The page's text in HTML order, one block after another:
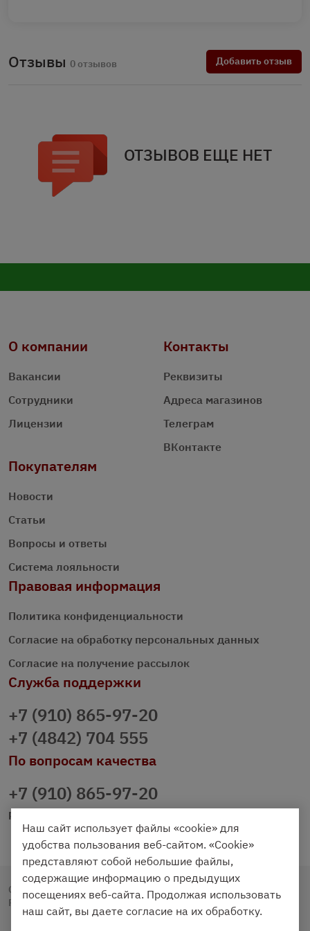
Отзывы 0 отзывов Добавить отзыв
ОТЗЫВОВ ЕЩЕ НЕТ
О компании
Вакансии
Сотрудники
Лицензии
Контакты
Реквизиты
Адреса магазинов
Телеграм
ВКонтакте
Покупателям
Новости
Статьи
Вопросы и ответы
Система лояльности
Правовая информация
Политика конфиденциальности
Согласие на обработку персональных данных
Согласие на получение рассылок
Служба поддержки
+7 (910) 865-97-20
+7 (4842) 704 555
По вопросам качества
+7 (910) 865-97-20
prazdnichniy40@palmi.ru
Copyright © 2020 - 2026. Праздничный Стол.
Разработка и продвижение - Vegas Studio
Наш сайт использует файлы «cookie» для
удобства пользования веб-сайтом. «Cookie»
представляют собой небольшие файлы,
содержащие информацию о предыдущих
посещениях веб-сайта. Продолжая использовать
наш сайт, вы даете согласие на их обработку.